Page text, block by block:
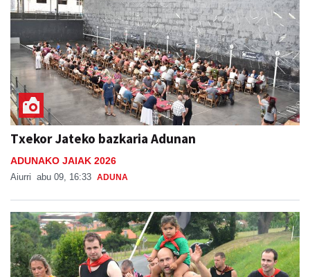
Txekor Jateko bazkaria Adunan
ADUNAKO JAIAK 2026
Aiurri abu 09, 16:33 ADUNA